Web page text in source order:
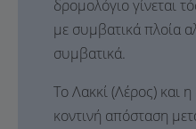
δρομολόγιο γίνεται
με συμβατικά πλοία
συμβατικά.
Το Λακκί (Λέρος) και
κοντινή απόσταση